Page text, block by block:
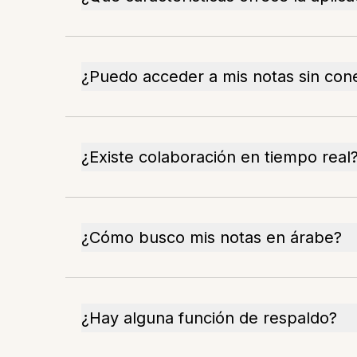
¿Puedo acceder a mis notas sin
¿Existe colaboración en tiempo real?
¿Cómo busco mis notas en árabe?
¿Hay alguna función de respaldo?